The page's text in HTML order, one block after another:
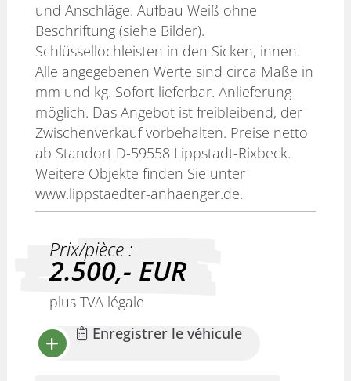
und Anschläge. Aufbau Weiß ohne
Beschriftung (siehe Bilder).
Schlüssellochleisten in den Sicken, innen.
Alle angegebenen Werte sind circa Maße in
mm und kg. Sofort lieferbar. Anlieferung
möglich. Das Angebot ist freibleibend, der
Zwischenverkauf vorbehalten. Preise netto
ab Standort D-59558 Lippstadt-Rixbeck.
Weitere Objekte finden Sie unter
www.lippstaedter-anhaenger.de.
Prix/pièce :
2.500,- EUR
plus TVA légale
Enregistrer le véhicule